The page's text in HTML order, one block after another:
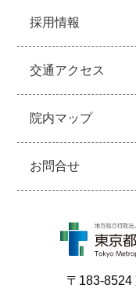
採用情報
交通アクセス
院内マップ
お問合せ
〒183-8524